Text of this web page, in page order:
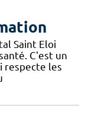
Saint Eloi
C'est un
respecte les